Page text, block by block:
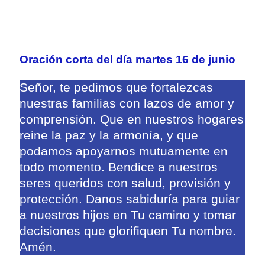
Oración corta del día martes 16 de junio
Señor, te pedimos que fortalezcas
nuestras familias con lazos de amor y
comprensión. Que en nuestros hogares
reine la paz y la armonía, y que
podamos apoyarnos mutuamente en
todo momento. Bendice a nuestros
seres queridos con salud, provisión y
protección. Danos sabiduría para guiar
a nuestros hijos en Tu camino y tomar
decisiones que glorifiquen Tu nombre.
Amén.